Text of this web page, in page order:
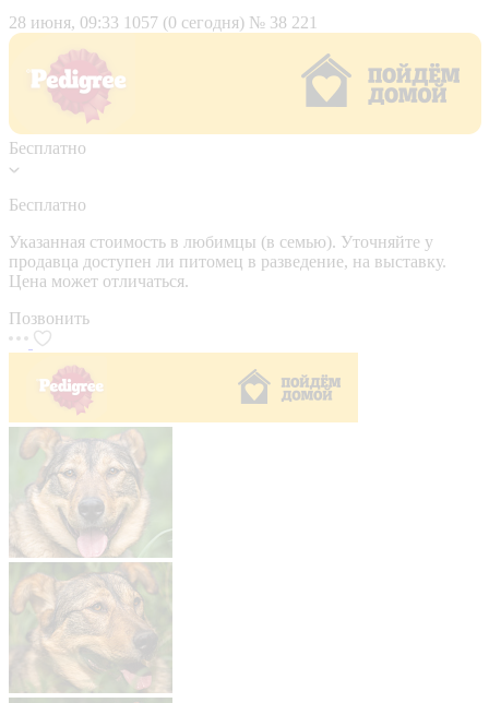
28 июня, 09:33 1057 (0 сегодня) № 38 221
Бесплатно
Бесплатно
Указанная стоимость в любимцы (в семью). Уточняйте у
продавца доступен ли питомец в разведение, на выставку.
Цена может отличаться.
Позвонить